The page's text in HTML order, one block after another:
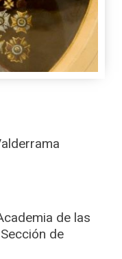
de las
de